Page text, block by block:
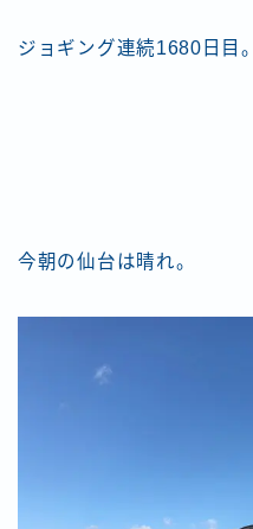
ジョギング連続1680日目。
今朝の仙台は晴れ。